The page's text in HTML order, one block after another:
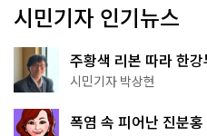
시민기자 인기뉴스
주황색 리본 따라 한
서울둘레길 15코스
시민기자 박상현
폭염 속 피어난 진분